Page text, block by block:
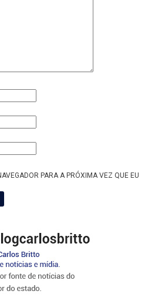
PARA A PRÓXIMA VEZ QUE EU